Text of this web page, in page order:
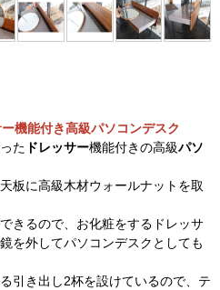
機能付き高級パソコンデスク
た ドレッサー機能付きの高級パソ
板に高級木材ウォールナットを取
きるので、お化粧をするドレッサ
を外してパソコンデスクとしても
引き出し2杯を設けているので、テ